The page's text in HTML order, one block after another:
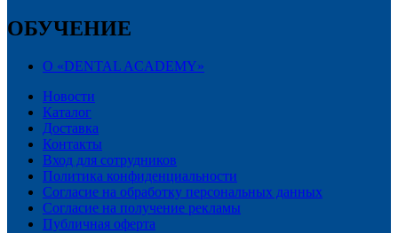
ОБУЧЕНИЕ
О «DENTAL ACADEMY»
Новости
Каталог
Доставка
Контакты
Вход для сотрудников
Политика конфиденциальности
Согласие на обработку персональных данных
Cогласие на получение рекламы
Публичная оферта